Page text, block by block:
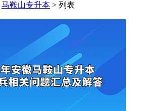
马鞍山专升本 > 列表